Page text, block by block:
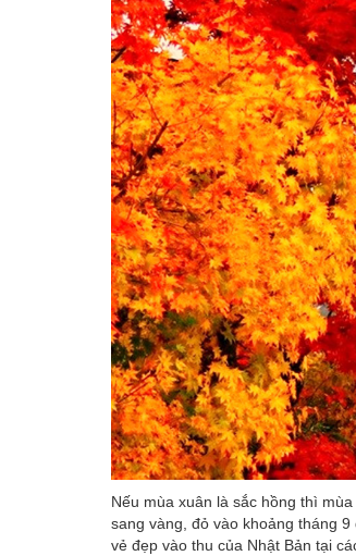
Nếu mùa xuân là sắc hồng thì
sang vàng, đỏ vào khoảng tháng
vẻ đẹp vào thu của Nhật Bản tại